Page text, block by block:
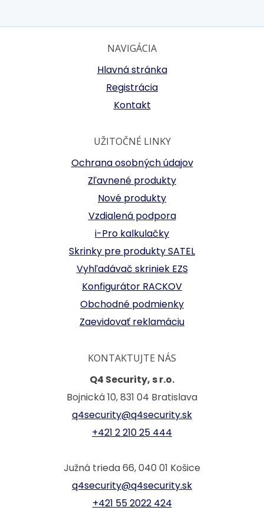
NAVIGÁCIA
Hlavná stránka
Registrácia
Kontakt
UŽITOČNÉ LINKY
Ochrana osobných údajov
Zľavnené produkty
Nové produkty
Vzdialená podpora
i-Pro kalkulačky
Skrinky pre produkty SATEL
Vyhľadávač skriniek EZS
Konfigurátor RACKOV
Obchodné podmienky
Zaevidovať reklamáciu
KONTAKTUJTE NÁS
Q4 Security, s r.o.
Bojnická 10, 831 04 Bratislava
q4security@q4security.sk
+421 2 210 25 444
Južná trieda 66, 040 01 Košice
q4security@q4security.sk
+421 55 2022 424